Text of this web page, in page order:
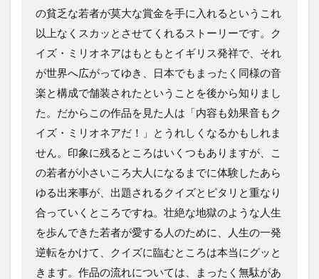
の貧乏な若者が莫大な賞金を手に入れるというこれ
以上なくスカッとさせてくれるストーリーです。ク
イズ・ミリオネアはもともとイギリス発祥で、それ
が世界へ広がってゆき、日本でもまったく同様の音
楽と構成で舗装されたということを後から知りまし
た。だからこの作品を見た人は「内容も効果音もク
イズ・ミリオネアだ！」とうれしくなるかもしれま
せん。印象に残るところはいくつもありますが、こ
の若者が小さいころ大人になるまでに体験したあら
ゆる出来事が、出題されるクイズとピタリと重なり
合っていくところですね。壮絶な地獄のような人生
を歩んできた若者が愛する人のために、人生の一発
逆転をかけて、クイズに臨むところは本当にグッと
きます。作品の流れについては、まったく無駄があ